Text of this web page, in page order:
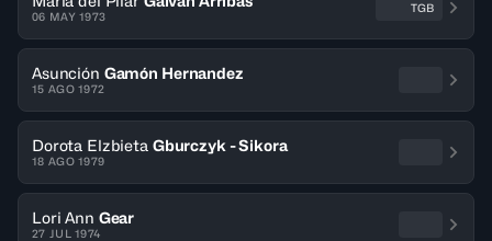
06 MAY 1973
TGB
Asunción Gamón Hernandez
15 AGO 1972
Dorota Elzbieta Gburczyk - Sikora
18 AGO 1979
Lori Ann Gear
27 JUL 1974